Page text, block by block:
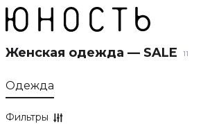
Женская одежда — SALE 11
Одежда
Фильтры